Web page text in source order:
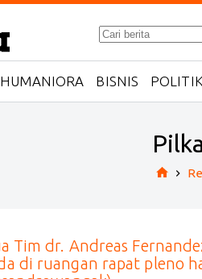
No
results
HUMANIORA BISNIS POLITIK